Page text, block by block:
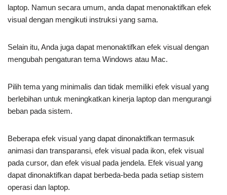
laptop. Namun secara umum, anda dapat menonaktifkan efek
visual dengan mengikuti instruksi yang sama.
Selain itu, Anda juga dapat menonaktifkan efek visual dengan
mengubah pengaturan tema Windows atau Mac.
Pilih tema yang minimalis dan tidak memiliki efek visual yang
berlebihan untuk meningkatkan kinerja laptop dan mengurangi
beban pada sistem.
Beberapa efek visual yang dapat dinonaktifkan termasuk
animasi dan transparansi, efek visual pada ikon, efek visual
pada cursor, dan efek visual pada jendela. Efek visual yang
dapat dinonaktifkan dapat berbeda-beda pada setiap sistem
operasi dan laptop.